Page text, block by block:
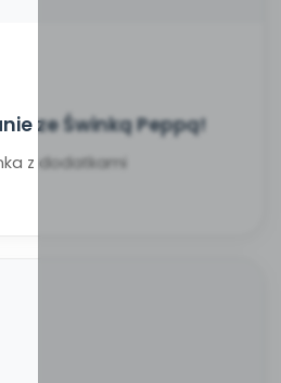
ze Świnką Peppą!
z dodatkami